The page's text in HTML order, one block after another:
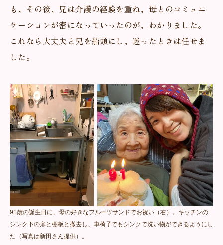
も、その後、兄は介護の経験を重ね、母とのコミュニ
ケーションが密になっていったのが、わかりました。
これなら大丈夫と兄を船頭にし、迷ったときは任せま
した。
91歳の誕生日に、母の好きなフルーツサンドでお祝い（右）。キッチンの
シンク下の扉と棚板と撤去し、車椅子でもシンクで洗い物ができるようにし
た（写真は新田さん提供）。